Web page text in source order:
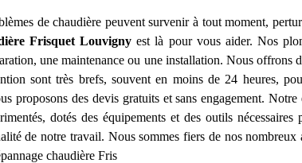
de chaudière peuvent survenir à tout moment,
Frisquet Louvigny est là pour vous aider. Nos
une maintenance ou une installation. Nous
sont très brefs, souvent en moins de 24 heures,
proposons des devis gratuits et sans engagement. Notre
dotés des équipements et des outils
de notre travail. Nous sommes fiers de nos
chaudière Fris